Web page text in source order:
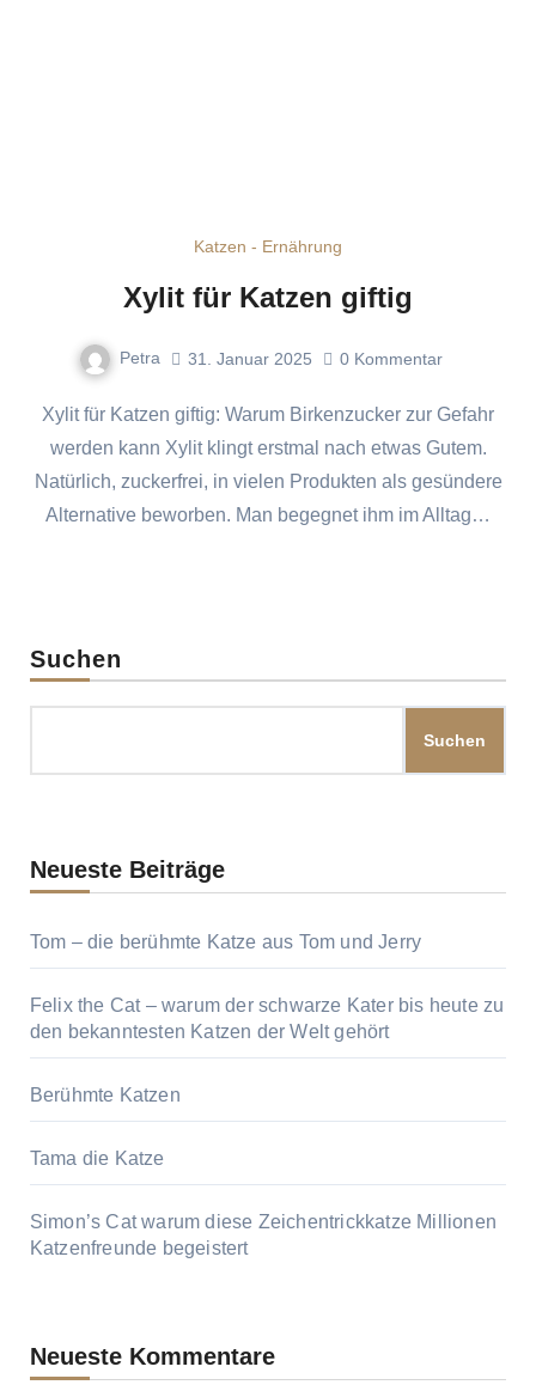
Katzen - Ernährung
Xylit für Katzen giftig
Petra 31. Januar 2025 0 Kommentar
Xylit für Katzen giftig: Warum Birkenzucker zur Gefahr
werden kann Xylit klingt erstmal nach etwas Gutem.
Natürlich, zuckerfrei, in vielen Produkten als gesündere
Alternative beworben. Man begegnet ihm im Alltag…
Suchen
Suchen
Neueste Beiträge
Tom – die berühmte Katze aus Tom und Jerry
Felix the Cat – warum der schwarze Kater bis heute zu
den bekanntesten Katzen der Welt gehört
Berühmte Katzen
Tama die Katze
Simon’s Cat warum diese Zeichentrickkatze Millionen
Katzenfreunde begeistert
Neueste Kommentare